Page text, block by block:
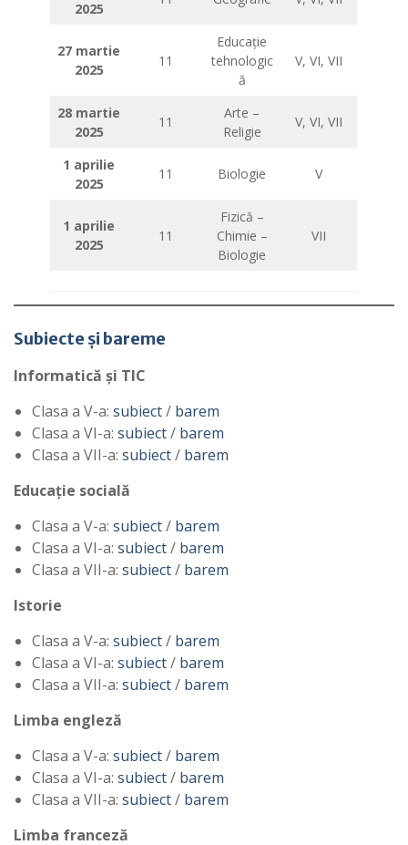
2025
27 martie
2025
11
Educație
tehnologic
ă
V, VI, VII
28 martie
2025
11
Arte –
Religie
V, VI, VII
1 aprilie
2025
11 Biologie V
1 aprilie
2025
11
Fizică –
Chimie –
Biologie
VII
Subiecte și bareme
Informatică și TIC
Clasa a V-a: subiect/ barem
Clasa a VI-a: subiect/ barem
Clasa a VII-a: subiect/ barem
Educație socială
Clasa a V-a: subiect/ barem
Clasa a VI-a: subiect/ barem
Clasa a VII-a: subiect/ barem
Istorie
Clasa a V-a: subiect/ barem
Clasa a VI-a: subiect/ barem
Clasa a VII-a: subiect/ barem
Limba engleză
Clasa a V-a: subiect/ barem
Clasa a VI-a: subiect/ barem
Clasa a VII-a: subiect/ barem
Limba franceză